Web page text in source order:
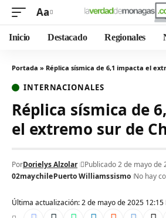
Aa
Inicio Destacado Regionales
Portada » Réplica sísmica de 6,1 impacta el
INTERNACIONALES
Réplica sísmica de
el extremo sur de
Última actualización: 2 de mayo de 2025 12:15
PorDorielys Alzolar
Publicado 2 de mayo de
02maychilePuerto Williamssismo No hay